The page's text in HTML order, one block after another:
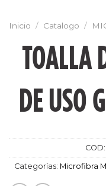
Inicio / Catalogo /
TOALLA
DE USO
COD:
Categorías: Microfibra